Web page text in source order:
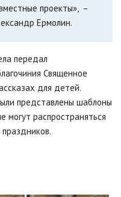
проекты», –
Ермолин.
передал
Священное
для детей.
представлены шаблоны
могут распространяться